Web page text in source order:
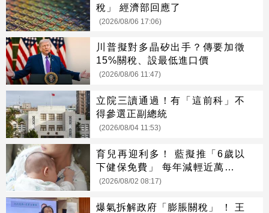
稅」 經濟部回應了
(2026/08/06 17:06)
川普擬對多晶矽出手？傳要加徵
15%關稅、設最低進口價
(2026/08/06 11:47)
立院三讀通過！有「這前科」不
得參選正副總統
(2026/08/04 11:53)
育兒再迎利多！ 藍擬推「6歲以
下健保免費」 每年減輕近萬元負
擔
(2026/08/02 08:17)
爆氣拆解政府「膨脹關稅」 ！ 王